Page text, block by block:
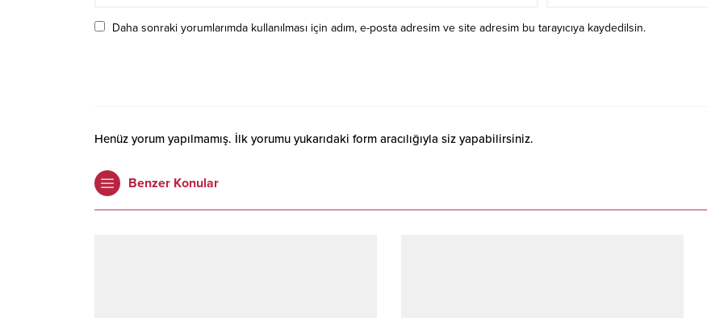
Daha sonraki yorumlarımda kullanılması için adım, e-posta adresim ve site adresim bu tarayıcıya kaydedilsin.
Henüz yorum yapılmamış. İlk yorumu yukarıdaki form aracılığıyla siz yapabilirsiniz.
Benzer Konular